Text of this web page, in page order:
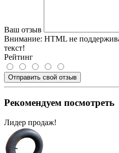
Ваш отзыв
Внимание: HTML не
текст!
Рейтинг
Отправить свой отзыв
Рекомендуем посмотреть
Лидер продаж!